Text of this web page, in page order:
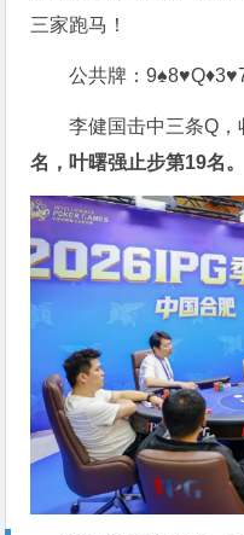
三家跑马！
公共牌：
李健国击中三条Q
名，叶曙强止步第19名。